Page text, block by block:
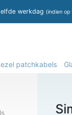
werkdag (indien op
patchkabels